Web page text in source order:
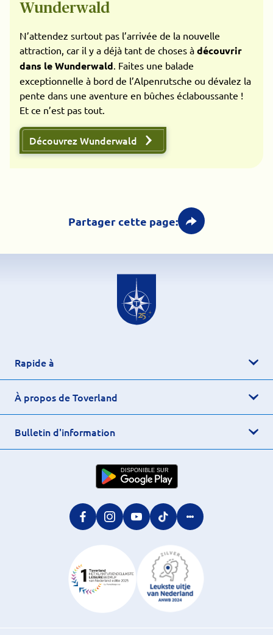
Wunderwald
N’attendez surtout pas l’arrivée de la nouvelle
attraction, car il y a déjà tant de choses à découvrir
dans le Wunderwald. Faites une balade
exceptionnelle à bord de l’Alpenrutsche ou dévalez la
pente dans une aventure en bûches éclaboussante !
Et ce n’est pas tout.
Découvrez Wunderwald
Partager cette page:
Rapide à
À propos de Toverland
Bulletin d'information
DISPONIBLE SUR